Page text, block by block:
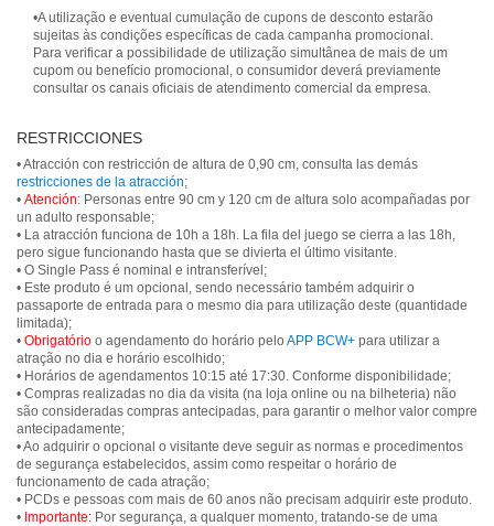
•A utilização e eventual cumulação de cupons de desconto estarão
sujeitas às condições específicas de cada campanha promocional.
Para verificar a possibilidade de utilização simultânea de mais de um
cupom ou benefício promocional, o consumidor deverá previamente
consultar os canais oficiais de atendimento comercial da empresa.
RESTRICCIONES
• Atracción con restricción de altura de 0,90 cm, consulta las demás
restricciones de la atracción;
• Atención: Personas entre 90 cm y 120 cm de altura solo acompañadas por
un adulto responsable;
• La atracción funciona de 10h a 18h. La fila del juego se cierra a las 18h,
pero sigue funcionando hasta que se divierta el último visitante.
• O Single Pass é nominal e intransferível;
• Este produto é um opcional, sendo necessário também adquirir o
passaporte de entrada para o mesmo dia para utilização deste (quantidade
limitada);
• Obrigatório o agendamento do horário pelo APP BCW+ para utilizar a
atração no dia e horário escolhido;
• Horários de agendamentos 10:15 até 17:30. Conforme disponibilidade;
• Compras realizadas no dia da visita (na loja online ou na bilheteria) não
são consideradas compras antecipadas, para garantir o melhor valor compre
antecipadamente;
• Ao adquirir o opcional o visitante deve seguir as normas e procedimentos
de segurança estabelecidos, assim como respeitar o horário de
funcionamento de cada atração;
• PCDs e pessoas com mais de 60 anos não precisam adquirir este produto.
• Importante: Por segurança, a qualquer momento, tratando-se de uma